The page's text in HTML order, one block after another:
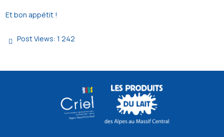
Et bon appétit !
Post Views: 1 242